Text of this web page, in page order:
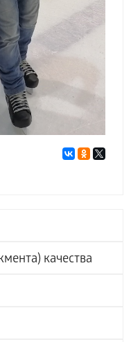
качества